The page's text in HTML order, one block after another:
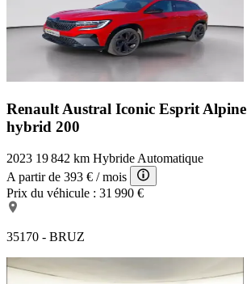
Renault Austral Iconic Esprit Alpine
hybrid 200
2023 19 842 km Hybride Automatique
A partir de 393 € / mois
Prix du véhicule : 31 990 €
35170 - BRUZ